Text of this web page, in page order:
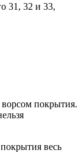
31, 32 и 33,
покрытия.
весь